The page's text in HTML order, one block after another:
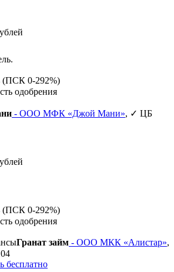
(ПСК 0-292%)
одобрения
- ООО МФК «Джой Мани», ✓ ЦБ
(ПСК 0-292%)
одобрения
Гранат займ - ООО МКК «Алистар»,
бесплатно